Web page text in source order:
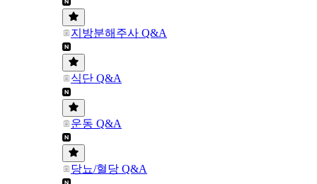
지방분해주사 Q&A
식단 Q&A
운동 Q&A
당뇨/혈당 Q&A